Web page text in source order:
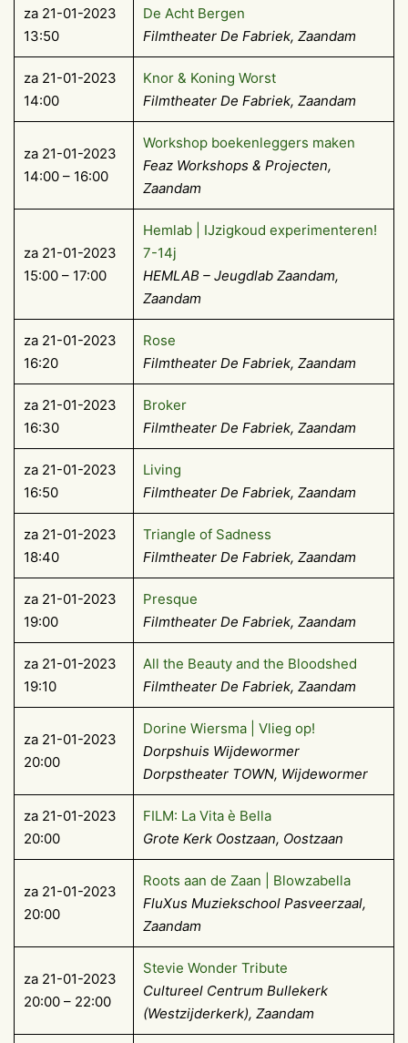
za 21-01-2023
13:50
De Acht Bergen
Filmtheater De Fabriek, Zaandam
za 21-01-2023
14:00
Knor & Koning Worst
Filmtheater De Fabriek, Zaandam
za 21-01-2023
14:00 – 16:00
Workshop boekenleggers maken
Feaz Workshops & Projecten,
Zaandam
za 21-01-2023
15:00 – 17:00
Hemlab | IJzigkoud experimenteren!
7-14j
HEMLAB – Jeugdlab Zaandam,
Zaandam
za 21-01-2023
16:20
Rose
Filmtheater De Fabriek, Zaandam
za 21-01-2023
16:30
Broker
Filmtheater De Fabriek, Zaandam
za 21-01-2023
16:50
Living
Filmtheater De Fabriek, Zaandam
za 21-01-2023
18:40
Triangle of Sadness
Filmtheater De Fabriek, Zaandam
za 21-01-2023
19:00
Presque
Filmtheater De Fabriek, Zaandam
za 21-01-2023
19:10
All the Beauty and the Bloodshed
Filmtheater De Fabriek, Zaandam
za 21-01-2023
20:00
Dorine Wiersma | Vlieg op!
Dorpshuis Wijdewormer
Dorpstheater TOWN, Wijdewormer
za 21-01-2023
20:00
FILM: La Vita è Bella
Grote Kerk Oostzaan, Oostzaan
za 21-01-2023
20:00
Roots aan de Zaan | Blowzabella
FluXus Muziekschool Pasveerzaal,
Zaandam
za 21-01-2023
20:00 – 22:00
Stevie Wonder Tribute
Cultureel Centrum Bullekerk
(Westzijderkerk), Zaandam